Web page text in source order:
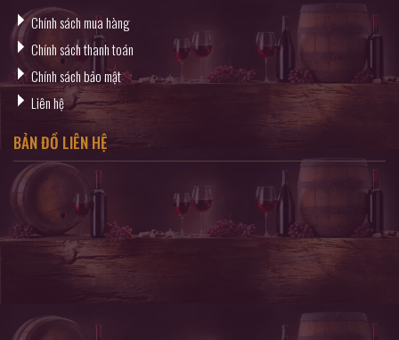
Chính sách mua hàng
Chính sách thanh toán
Chính sách bảo mật
Liên hệ
BẢN ĐỒ LIÊN HỆ